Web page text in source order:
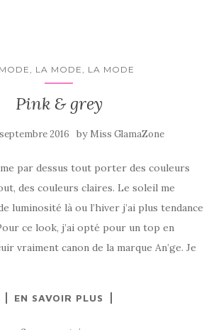
LA MODE, LA MODE
Pink & grey
2016 by Miss GlamaZone
par dessus tout porter des couleurs
des couleurs claires. Le soleil me
luminosité là ou l’hiver j’ai plus tendance
ce look, j’ai opté pour un top en
vraiment canon de la marque An’ge. Je
EN SAVOIR PLUS